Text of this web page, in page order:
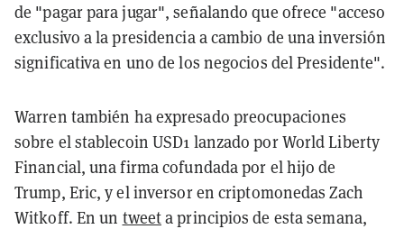
de "pagar para jugar", señalando que ofrece "acceso
exclusivo a la presidencia a cambio de una inversión
significativa en uno de los negocios del Presidente".
Warren también ha expresado preocupaciones
sobre el stablecoin USD1 lanzado por World Liberty
Financial, una firma cofundada por el hijo de
Trump, Eric, y el inversor en criptomonedas Zach
Witkoff. En un tweeta principios de esta semana,